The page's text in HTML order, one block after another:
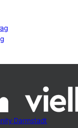
Darmstadt